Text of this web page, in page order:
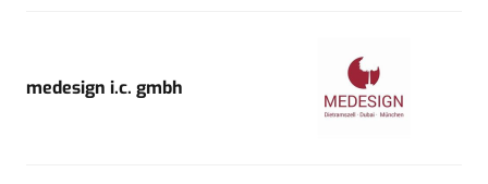
medesign i.c. gmbh